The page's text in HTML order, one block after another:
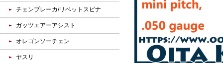
チェンブレーカ/リベットスピナ
ガッツエアーアシスト
オレゴンソーチェン
ヤスリ